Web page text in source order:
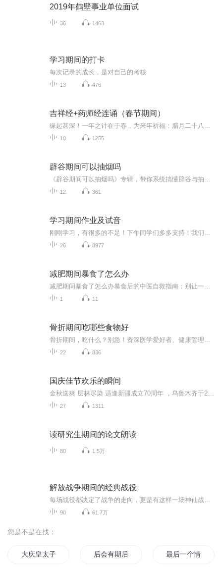
2019年鹤壁事业单位面试
36 1463
学习期间的打卡
每次记录的成长，是对自己的考核
13 476
吉祥经+药师经连诵（春节期间）
10 1255
辟谷期间可以抽烟吗
12 361
学习期间作业及试音
26 8977
减肥期间暴食了怎么办
1 11
骨折期间吃哪些食物好
22 836
国庆佳节欢乐的瞬间
27 1311
读研究生期间的论文朗读
80 1.5万
解放战争期间的经典战役
90 61.7万
您是不是在找：
大庆皇太子 后会有期后会有期 最后一个情人节